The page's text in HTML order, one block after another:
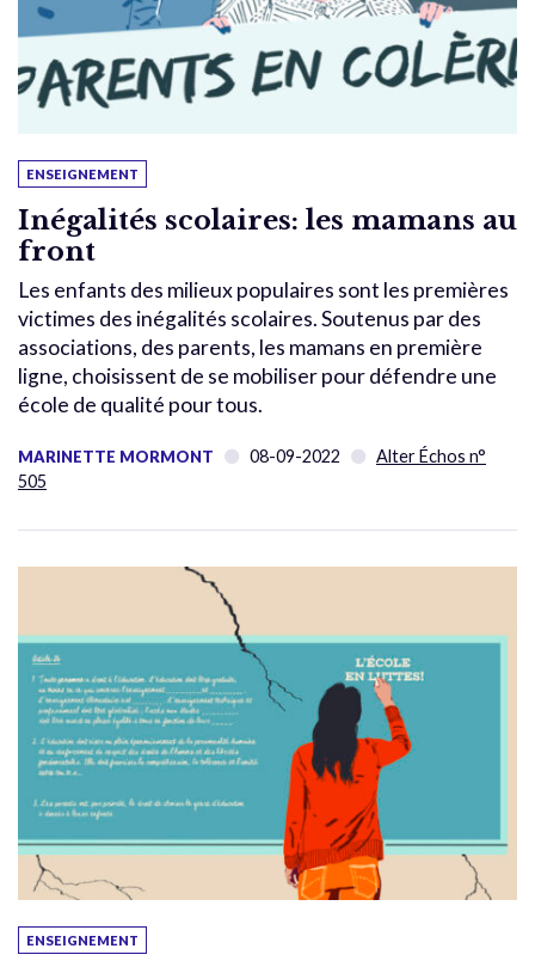
ENSEIGNEMENT
Inégalités scolaires: les mamans au
front
Les enfants des milieux populaires sont les premières
victimes des inégalités scolaires. Soutenus par des
associations, des parents, les mamans en première
ligne, choisissent de se mobiliser pour défendre une
école de qualité pour tous.
MARINETTE MORMONT 08-09-2022
Alter Échos n°
505
ENSEIGNEMENT